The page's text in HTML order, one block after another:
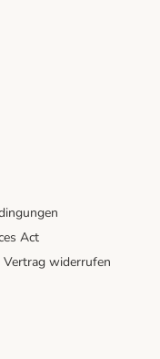
Act
Vertrag widerrufen